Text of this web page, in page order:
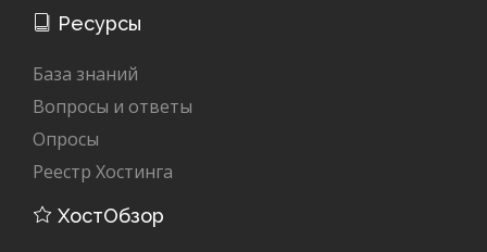
Ресурсы
База знаний
Вопросы и ответы
Опросы
Реестр Хостинга
ХостОбзор